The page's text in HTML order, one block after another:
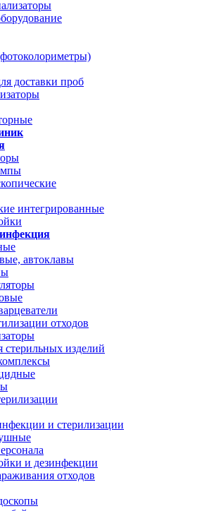
доставки проб
интегрированные
автоклавы
отходов
изделий
и стерилизации
и дезинфекции
отходов